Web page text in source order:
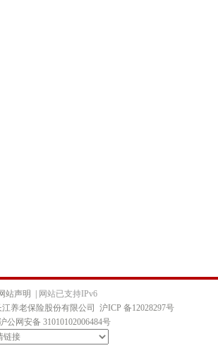
站声明
网站已支持IPv6
养老保险股份有限公司
沪ICP 备12028297号
公网安备 31010102006484号